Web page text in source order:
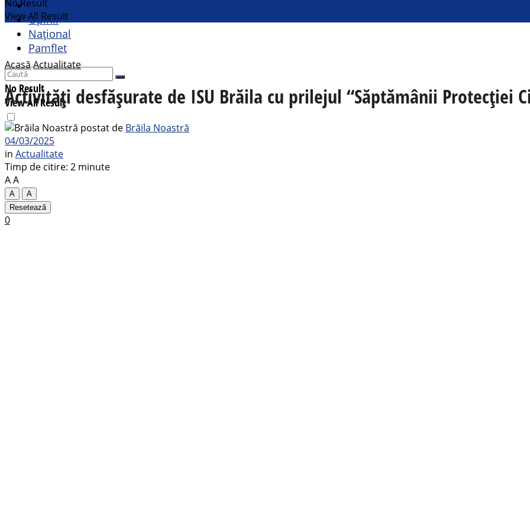
Cultural
Opinii
Național
Pamflet
No Result
View All Result
No Result
View All Result
AcasăActualitate
Activități desfășurate de ISU Brăila cu prilejul “Săptămânii Protecției
postat de Brăila Noastră
04/03/2025
in Actualitate
Timp de citire: 2 minute
AA
A
A
Resetează
0